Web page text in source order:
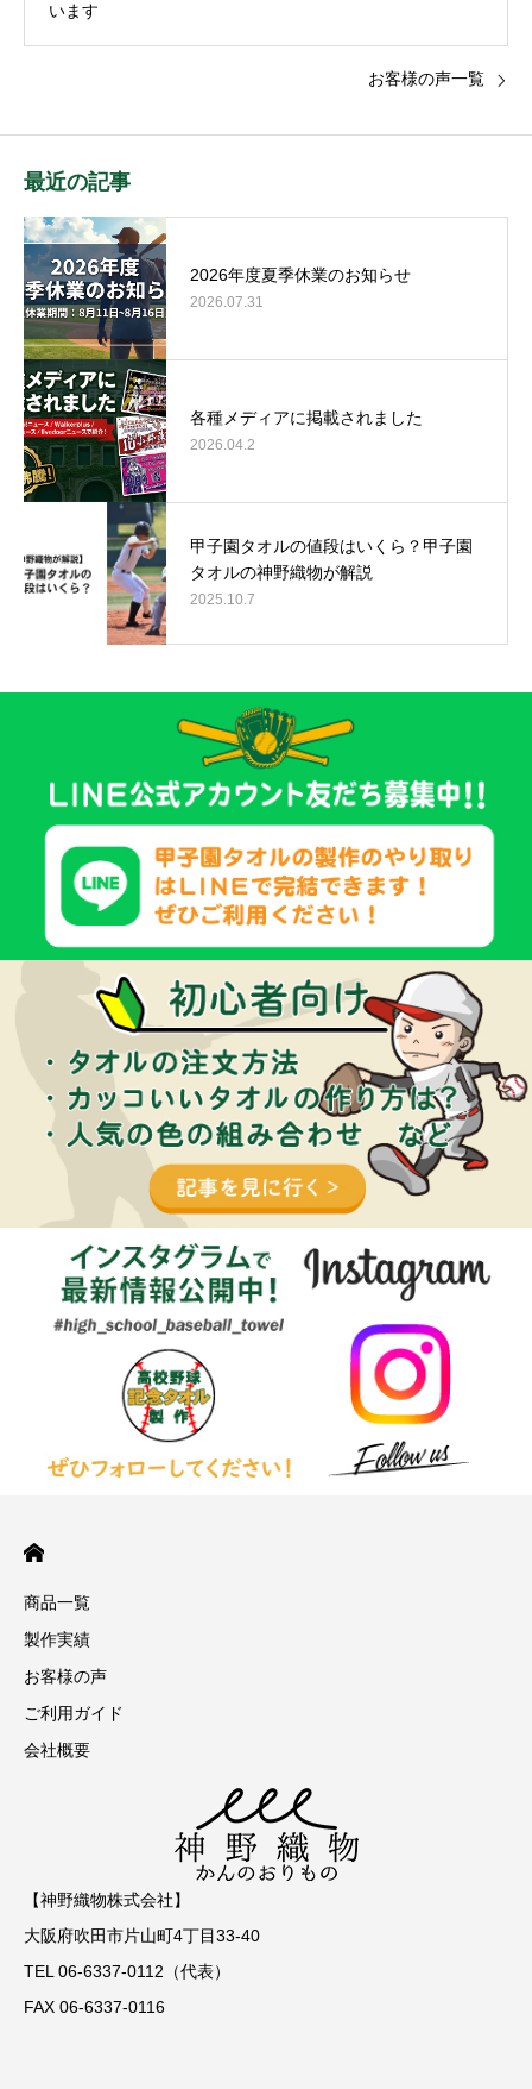
います
お客様の声一覧
最近の記事
2026年度夏季休業のお知らせ
2026.07.31
各種メディアに掲載されました
2026.04.2
甲子園タオルの値段はいくら？甲子園
タオルの神野織物が解説
2025.10.7
商品一覧
製作実績
お客様の声
ご利用ガイド
会社概要
【神野織物株式会社】
大阪府吹田市片山町4丁目33-40
TEL 06-6337-0112（代表）
FAX 06-6337-0116